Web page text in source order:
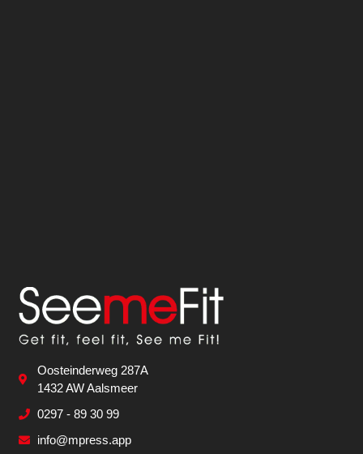
Oosteinderweg 287A
1432 AW Aalsmeer
0297 - 89 30 99
info@mpress.app